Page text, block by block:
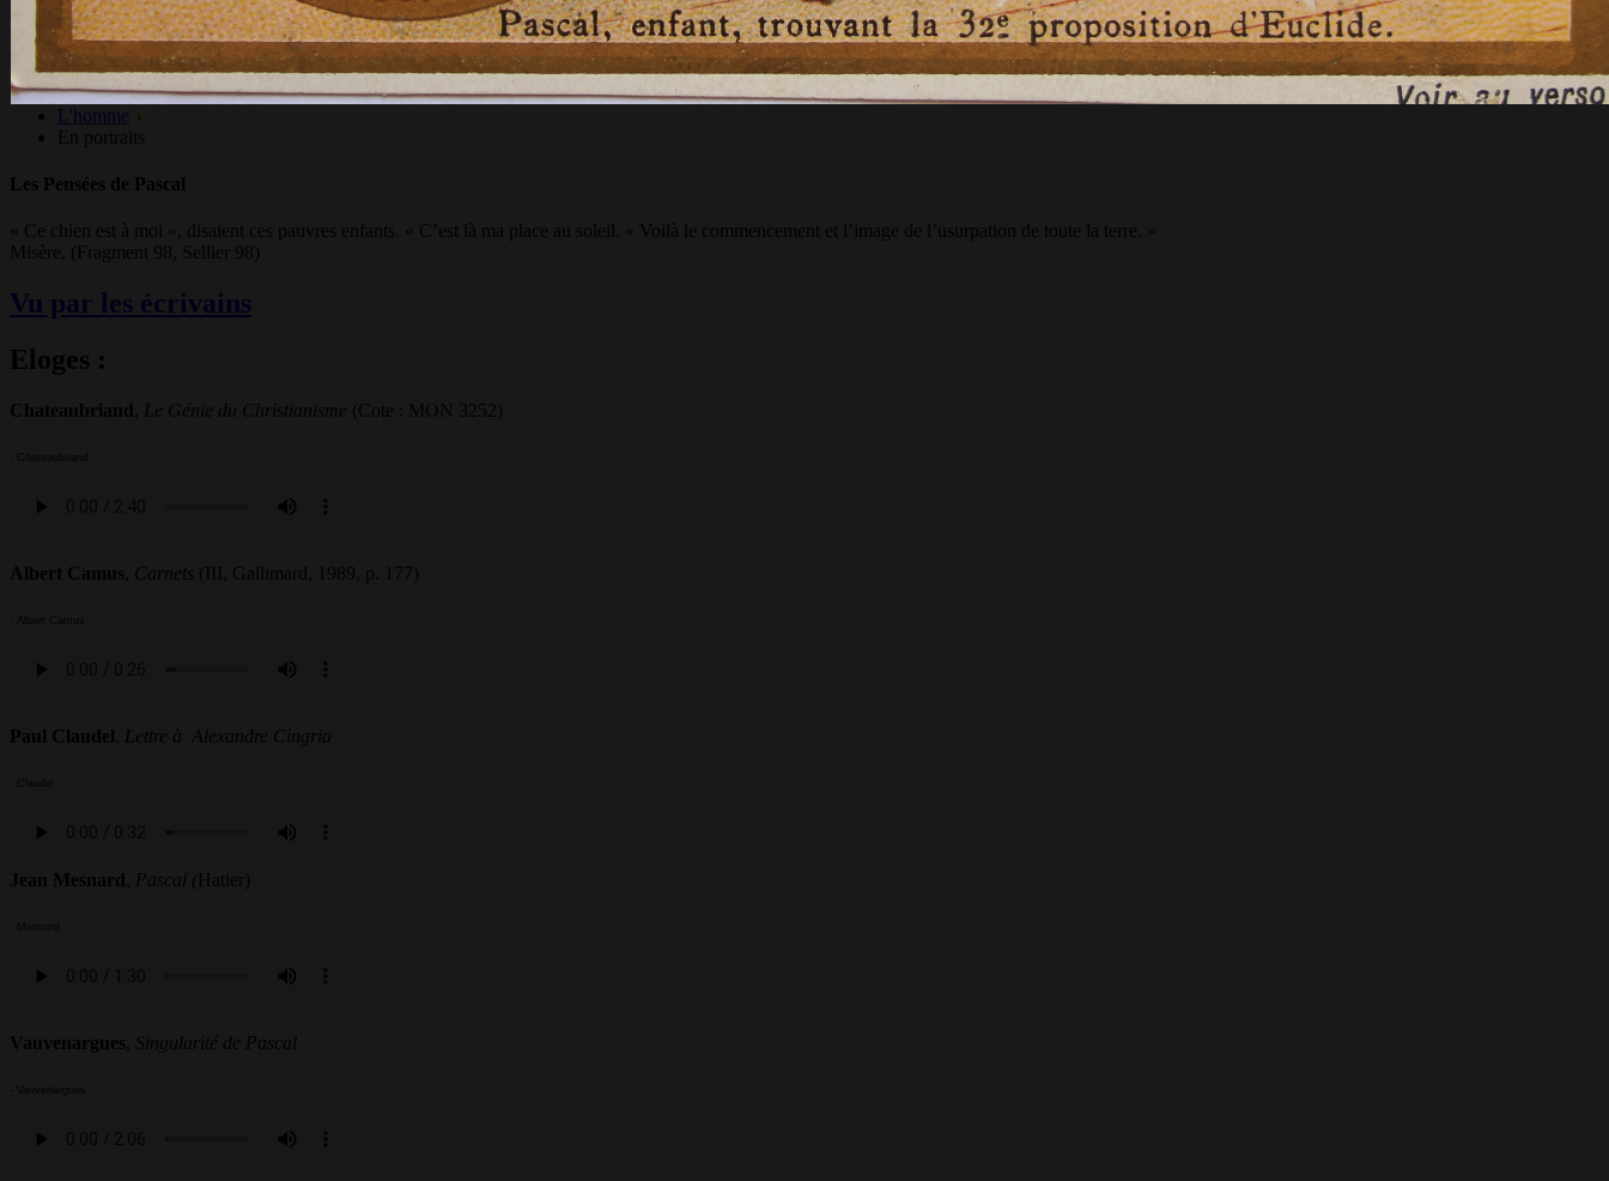
Accueil
Blaise Pascal : l'homme
En Portraits
L'homme
En portraits
Les Pensées de Pascal
« Ce chien est à moi », disaient ces pauvres enfants. « C’est là ma place au soleil. » Voilà le commencement et l’image de l’usurpation de toute la terre. »
Misère, (Fragment 98, Sellier 98)
Vu par les écrivains
Eloges :
Chateaubriand Le Génie du Christianisme (Cote : MON 3252)
Albert Camus Carnets (III, Gallimard, 1989, p. 177)
Paul Claudel Lettre à Alexandre Cingria
Jean Mesnard Pascal ( Hatier)
Vauvenargues Singularité de Pascal